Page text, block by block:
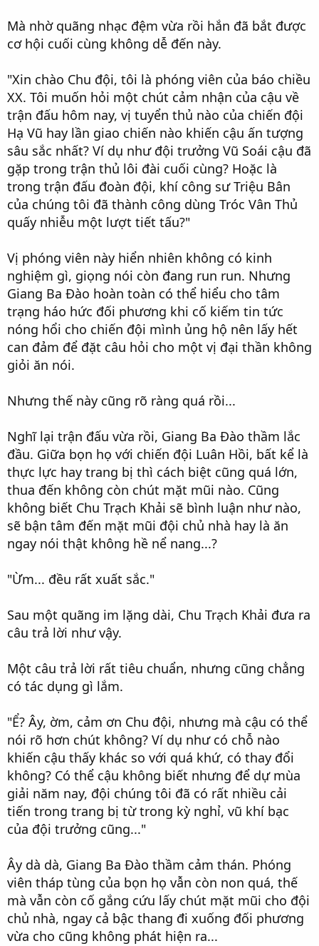
Mà nhờ quãng nhạc đệm vừa rồi hắn đã bắt được
cơ hội cuối cùng không dễ đến này.
"Xin chào Chu đội, tôi là phóng viên của báo chiều
XX. Tôi muốn hỏi một chút cảm nhận của cậu về
trận đấu hôm nay, vị tuyển thủ nào của chiến đội
Hạ Vũ hay lần giao chiến nào khiến cậu ấn tượng
sâu sắc nhất? Ví dụ như đội trưởng Vũ Soái cậu đã
gặp trong trận thủ lôi đài cuối cùng? Hoặc là
trong trận đấu đoàn đội, khí công sư Triệu Bân
của chúng tôi đã thành công dùng Tróc Vân Thủ
quấy nhiễu một lượt tiết tấu?"
Vị phóng viên này hiển nhiên không có kinh
nghiệm gì, giọng nói còn đang run run. Nhưng
Giang Ba Đào hoàn toàn có thể hiểu cho tâm
trạng háo hức đối phương khi cố kiếm tin tức
nóng hổi cho chiến đội mình ủng hộ nên lấy hết
can đảm để đặt câu hỏi cho một vị đại thần không
giỏi ăn nói.
Nhưng thế này cũng rõ ràng quá rồi...
Nghĩ lại trận đấu vừa rồi, Giang Ba Đào thầm lắc
đầu. Giữa bọn họ với chiến đội Luân Hồi, bất kể là
thực lực hay trang bị thì cách biệt cũng quá lớn,
thua đến không còn chút mặt mũi nào. Cũng
không biết Chu Trạch Khải sẽ bình luận như nào,
sẽ bận tâm đến mặt mũi đội chủ nhà hay là ăn
ngay nói thật không hề nể nang...?
"Ừm... đều rất xuất sắc."
Sau một quãng im lặng dài, Chu Trạch Khải đưa ra
câu trả lời như vậy.
Một câu trả lời rất tiêu chuẩn, nhưng cũng chẳng
có tác dụng gì lắm.
"Ể? Ây, ờm, cảm ơn Chu đội, nhưng mà cậu có thể
nói rõ hơn chút không? Ví dụ như có chỗ nào
khiến cậu thấy khác so với quá khứ, có thay đổi
không? Có thể cậu không biết nhưng để dự mùa
giải năm nay, đội chúng tôi đã có rất nhiều cải
tiến trong trang bị từ trong kỳ nghỉ, vũ khí bạc
của đội trưởng cũng..."
Ây dà dà, Giang Ba Đào thầm cảm thán. Phóng
viên tháp tùng của bọn họ vẫn còn non quá, thế
mà vẫn còn cố gắng cứu lấy chút mặt mũi cho đội
chủ nhà, ngay cả bậc thang đi xuống đối phương
vừa cho cũng không phát hiện ra...